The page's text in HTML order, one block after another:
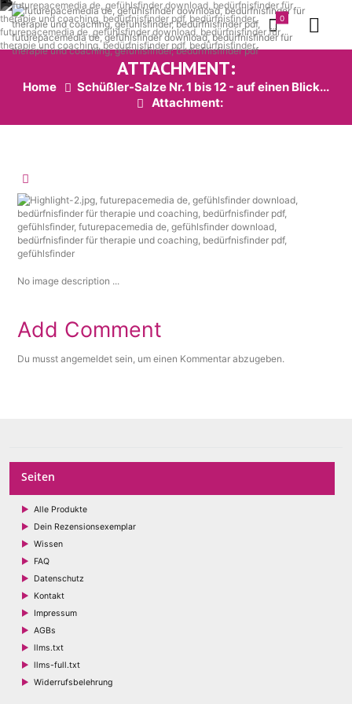
0
ATTACHMENT:
Home
Schüßler-Salze Nr. 1 bis 12 - auf einen Blick...
Attachment:
No image description ...
Add Comment
Du musstangemeldet sein, um einen Kommentar abzugeben.
Seiten
Alle Produkte
Dein Rezensionsexemplar
Wissen
FAQ
Datenschutz
Kontakt
Impressum
AGBs
llms.txt
llms-full.txt
Widerrufsbelehrung